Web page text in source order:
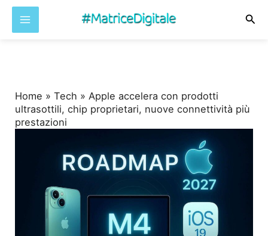
Home »Tech »Apple accelera con prodotti
ultrasottili, chip proprietari, nuove connettività più
prestazioni